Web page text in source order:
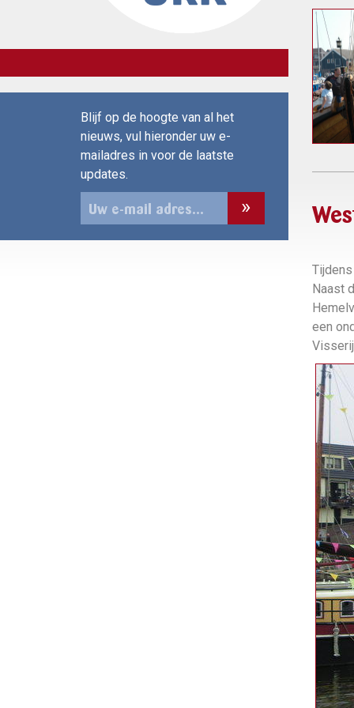
Blijf op de hoogte van al het
nieuws, vul hieronder uw e-
mailadres in voor de laatste
updates.
Naast
een